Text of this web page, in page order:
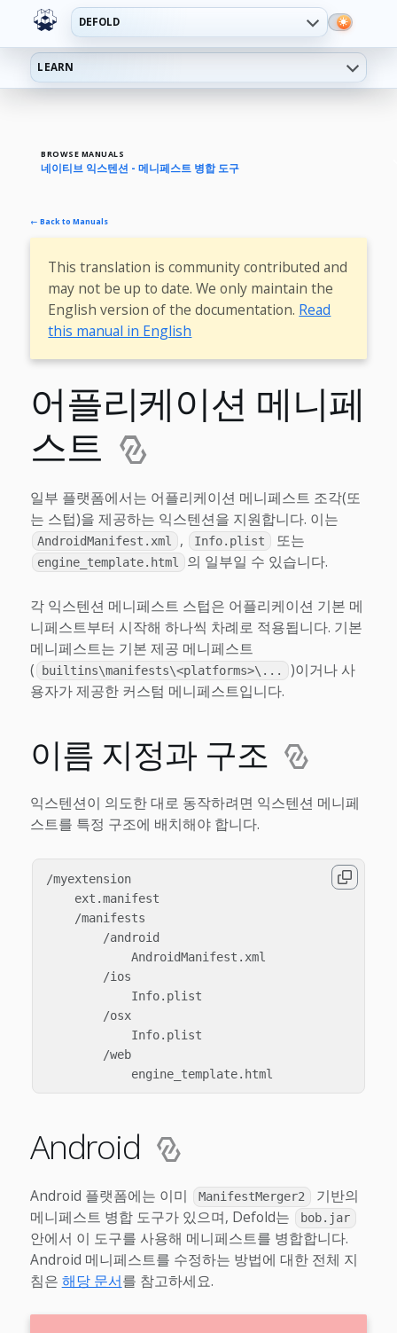
DEFOLD
LEARN
BROWSE MANUALS
네이티브 익스텐션 - 메니페스트 병합 도구
← Back to Manuals
This translation is community contributed and
may not be up to date. We only maintain the
English version of the documentation. Read
this manual in English
어플리케이션 메니페
스트
일부 플랫폼에서는 어플리케이션 메니페스트 조각(또
는 스텁)을 제공하는 익스텐션을 지원합니다. 이는
AndroidManifest.xml , Info.plist 또는
engine_template.html 의 일부일 수 있습니다.
각 익스텐션 메니페스트 스텁은 어플리케이션 기본 메
니페스트부터 시작해 하나씩 차례로 적용됩니다. 기본
메니페스트는 기본 제공 메니페스트
(
builtins\manifests\<platforms>\...
)이거나 사
용자가 제공한 커스텀 메니페스트입니다.
이름 지정과 구조
익스텐션이 의도한 대로 동작하려면 익스텐션 메니페
스트를 특정 구조에 배치해야 합니다.
/myextension
    ext.manifest
    /manifests
        /android
            AndroidManifest.xml
        /ios
            Info.plist
        /osx
            Info.plist
        /web
Android
Android 플랫폼에는 이미 ManifestMerger2
기반의
메니페스트 병합 도구가 있으며, Defold는
bob.jar
안에서 이 도구를 사용해 메니페스트를 병합합니다.
Android 메니페스트를 수정하는 방법에 대한 전체 지
침은 해당 문서를 참고하세요.